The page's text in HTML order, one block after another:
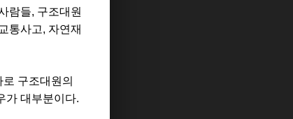
람들, 구조대원
교통사고, 자연재
구조대원의
가 대부분이다.